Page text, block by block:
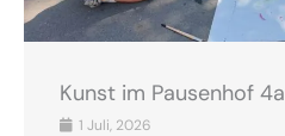
Kunst im Pausenhof 4a
1 Juli, 2026